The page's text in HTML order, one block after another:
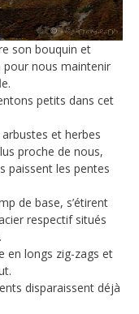
son bouquin et
nous maintenir
petits dans cet
arbustes et herbes
proche de nous,
paissent les pentes
de base, s’étirent
respectif situés
en longs zig-zags et
disparaissent déjà